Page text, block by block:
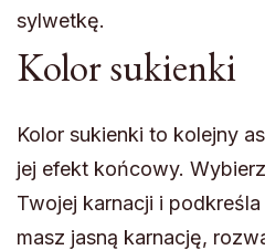
sylwetkę.
Kolor sukienki
Kolor sukienki to kolejny
jej efekt końcowy.
Twojej karnacji i
masz jasną karnację,